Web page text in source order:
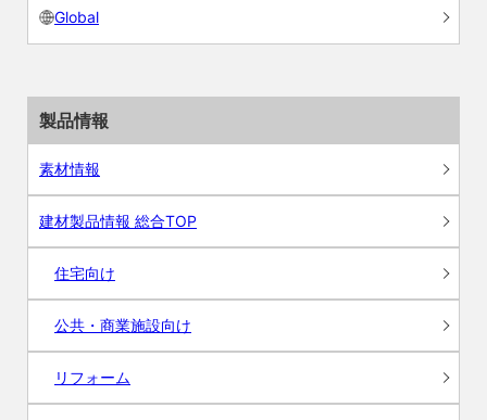
Global
製品情報
素材情報
建材製品情報 総合TOP
住宅向け
公共・商業施設向け
リフォーム